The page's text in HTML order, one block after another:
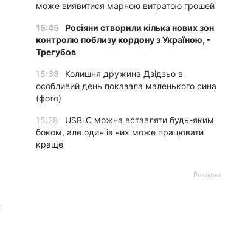
може виявитися марною витратою грошей
15:45 Росіяни створили кілька нових зон
контролю поблизу кордону з Україною, -
Трегубов
15:38
Колишня дружина Дзідзьо в
особливий день показала маленького сина
(фото)
15:28
USB-C можна вставляти будь-яким
боком, але один із них може працювати
краще
Реклама